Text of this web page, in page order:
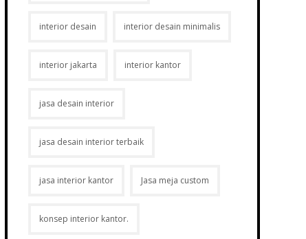
interior desain interior desain minimalis
interior jakarta interior kantor
jasa desain interior
jasa desain interior terbaik
jasa interior kantor Jasa meja custom
konsep interior kantor.